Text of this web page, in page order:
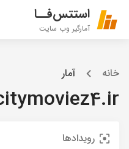
استتس‌فــا
آمارگیر وب سایت
خانه آمار
رویدادها